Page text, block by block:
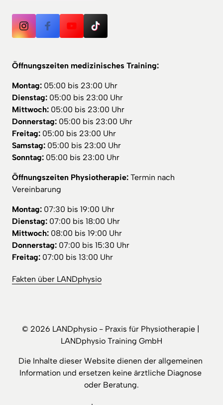
Öffnungszeiten medizinisches Training:
Montag:
Dienstag:
Mittwoch:
Donnerstag:
Freitag:
Samstag:
Sonntag: 05:00 bis 23:00 Uhr
Öffnungszeiten Physiotherapie: Termin nach
Vereinbarung
Montag:
Dienstag:
Mittwoch:
Donnerstag:
Freitag: 07:00 bis 13:00 Uhr
Fakten über LANDphysio
© 2026 LANDphysio - Praxis für Physiotherapie |
LANDphysio Training GmbH
Die Inhalte dieser Website dienen der allgemeinen
Information und ersetzen keine ärztliche Diagnose
oder Beratung.